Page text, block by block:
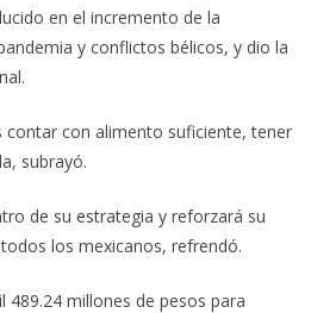
en el incremento de la
y conflictos bélicos, y dio la
con alimento suficiente, tener
subrayó.
de su estrategia y reforzará su
los mexicanos, refrendó.
millones de pesos para